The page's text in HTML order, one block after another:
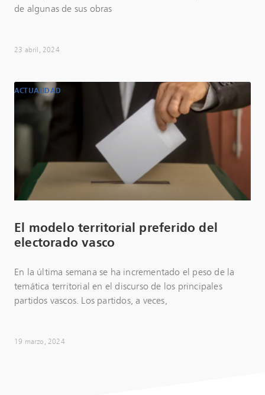
de algunas de sus obras
23 abril, 2024
ACTUALIDAD
El modelo territorial preferido del
electorado vasco
En la última semana se ha incrementado el peso de la
temática territorial en el discurso de los principales
partidos vascos. Los partidos, a veces,
19 marzo, 2024